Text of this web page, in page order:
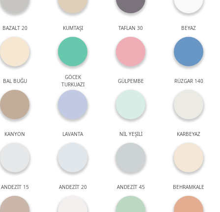
BAZALT 20 KUMTAŞI TAFLAN 30 BEYAZ
BAL BUĞU
GÖCEK
TURKUAZI
GÜLPEMBE RÜZGAR 140
KANYON LAVANTA NİL YEŞİLİ KARBEYAZ
ANDEZİT 15 ANDEZİT 20 ANDEZİT 45 BEHRAMKALE